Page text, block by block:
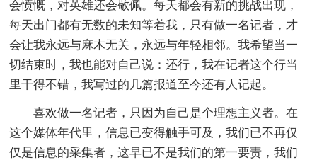
会愤慨，对英雄还会敬佩。每天都会有新的挑战出现，
每天出门都有无数的未知等着我，只有做一名记者，才
会让我永远与麻木无关，永远与年轻相邻。我希望当一
切结束时，我也能对自己说：还行，我在记者这个行当
里干得不错，我写过的几篇报道至今还有人记起。
喜欢做一名记者，只因为自己是个理想主义者。在
这个媒体年代里，信息已变得触手可及，我们已不再仅
仅是信息的采集者，这早已不是我们的第一要责，我们